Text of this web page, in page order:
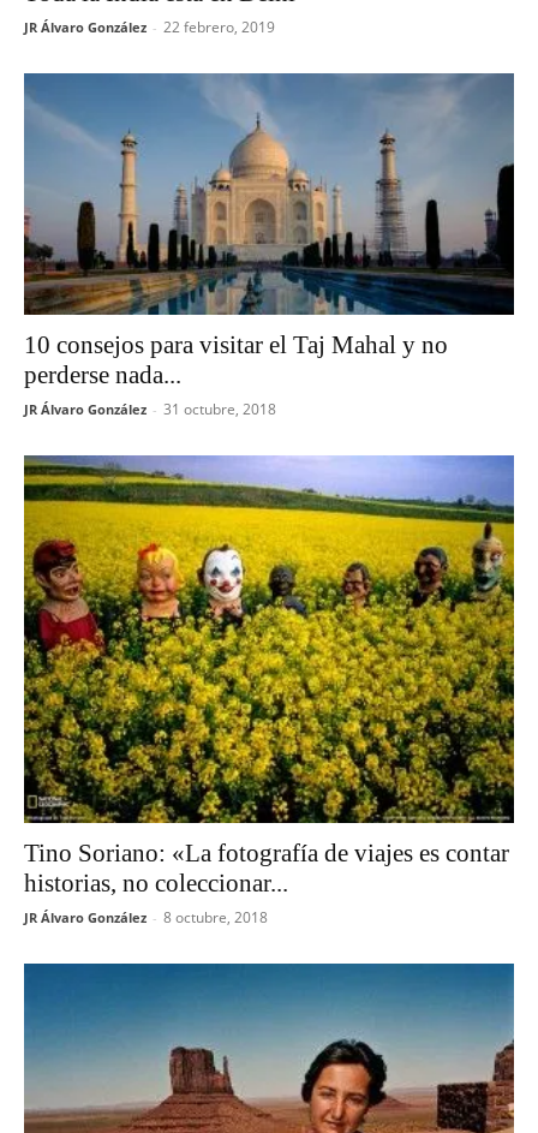
JR Álvaro González - 22 febrero, 2019
10 consejos para visitar el Taj Mahal y no
perderse nada...
JR Álvaro González - 31 octubre, 2018
Tino Soriano: «La fotografía de viajes es contar
historias, no coleccionar...
JR Álvaro González - 8 octubre, 2018